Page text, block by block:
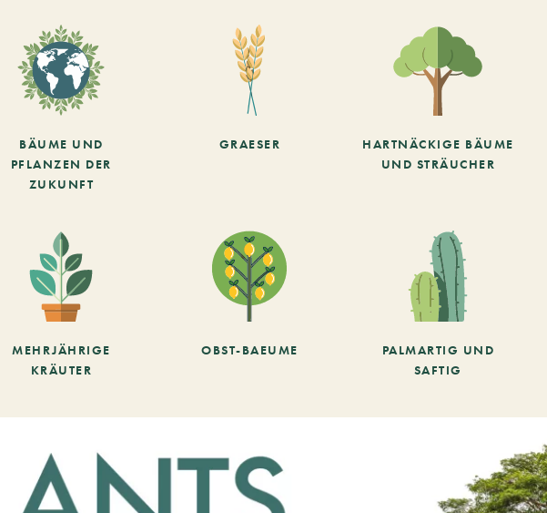
BÄUME UND
PFLANZEN DER
ZUKUNFT
GRAESER
HARTNÄCKIGE BÄUME
UND STRÄUCHER
MEHRJÄHRIGE
KRÄUTER
OBST-BAEUME
PALMARTIG UND
SAFTIG